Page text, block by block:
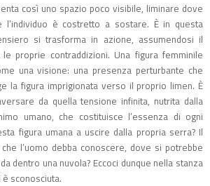
così uno spazio poco visibile, liminare dove
l’individuo è costretto a sostare. È in questa
si trasforma in azione, assumendosi il
proprie contraddizioni. Una figura femminile
una visione: una presenza perturbante che
la figura imprigionata verso il proprio limen. È
da quella tensione infinita, nutrita dalla
umano, che costituisce l’essenza di ogni
figura umana a uscire dalla propria serra? Il
l’uomo debba conoscere, dove si potrebbe
dentro una nuvola? Eccoci dunque nella stanza
sconosciuta.